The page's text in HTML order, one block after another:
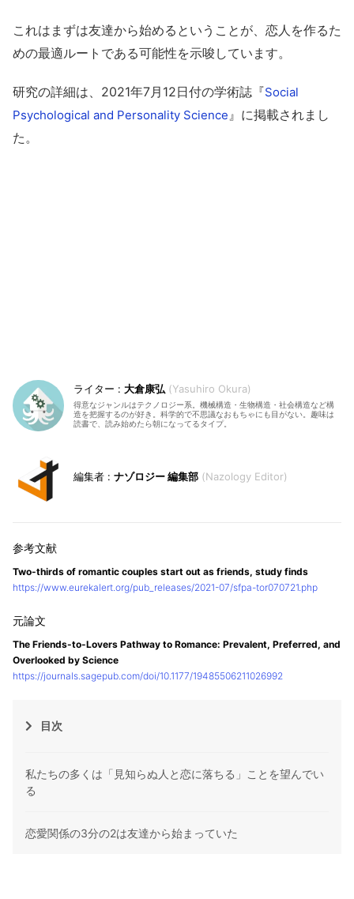
これはまずは友達から始めるということが、恋人を作るた
めの最適ルートである可能性を示唆しています。
研究の詳細は、2021年7月12日付の学術誌『Social
Psychological and Personality Science 』に掲載されまし
た。
大倉康弘 Yasuhiro Okura
得意なジャンルはテクノロジー系。機械構造・生物構造・社会構造など構
造を把握するのが好き。科学的で不思議なおもちゃにも目がない。趣味は
読書で、読み始めたら朝になってるタイプ。
ナゾロジー 編集部 Nazology Editor
Two-thirds of romantic couples start out as friends, study finds
https://www.eurekalert.org/pub_releases/2021-07/sfpa-tor070721.php
The Friends-to-Lovers Pathway to Romance: Prevalent, Preferred, and
Overlooked by Science
https://journals.sagepub.com/doi/10.1177/19485506211026992
目次
私たちの多くは「見知らぬ人と恋に落ちる」ことを望んでい
る
恋愛関係の3分の2は友達から始まっていた